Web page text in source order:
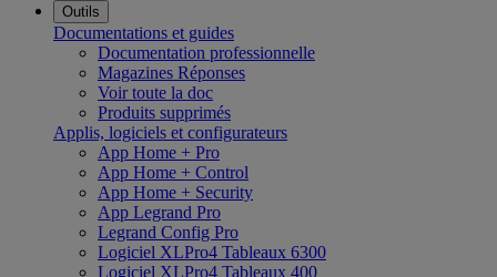
Outils
Documentations et guides
Documentation professionnelle
Magazines Réponses
Voir toute la doc
Produits supprimés
Applis, logiciels et configurateurs
App Home + Pro
App Home + Control
App Home + Security
App Legrand Pro
Legrand Config Pro
Logiciel XLPro4 Tableaux 6300
Logiciel XLPro4 Tableaux 400